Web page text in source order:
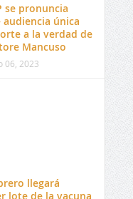
se pronuncia
audiencia única
a la verdad de
Mancuso
06, 2023
llegará
lote de la vacuna